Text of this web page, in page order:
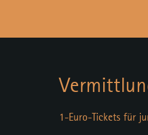
1-Euro-Tickets für